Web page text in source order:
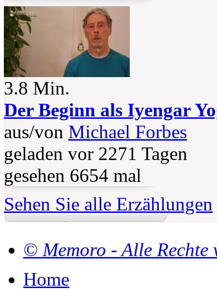
3.8 Min.
Der Beginn als Iyengar
aus/von Michael Forbes
geladen vor 2271 Tagen
gesehen 6654 mal
Sehen Sie alle Erzählungen
© Memoro - Alle Rechte
Home